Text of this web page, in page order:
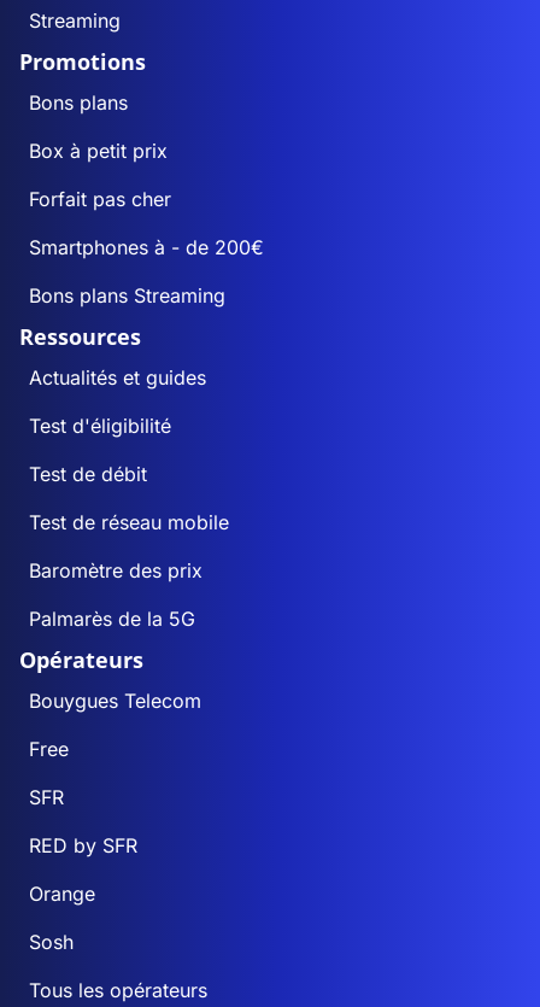
Streaming
Promotions
Bons plans
Box à petit prix
Forfait pas cher
Smartphones à - de 200€
Bons plans Streaming
Ressources
Actualités et guides
Test d'éligibilité
Test de débit
Test de réseau mobile
Baromètre des prix
Palmarès de la 5G
Opérateurs
Bouygues Telecom
Free
SFR
RED by SFR
Orange
Sosh
Tous les opérateurs